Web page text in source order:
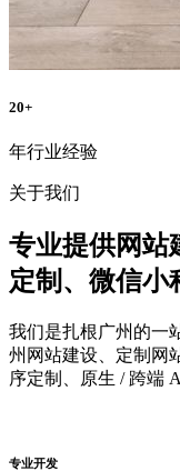
20+
年行业经验
关于我们
专业提供网站
定制、微信小
我们是扎根广州的一
州网站建设、定制网
序定制、原生 / 跨端
专业开发